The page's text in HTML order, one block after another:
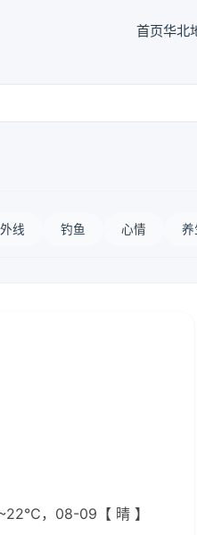
首页华北
线 钓鱼 心情 养
，08-09【 晴 】